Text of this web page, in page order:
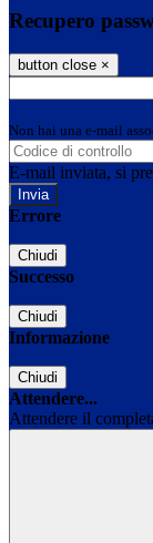
Recupero
button close ×
Non hai una e-mail
E-mail inviata, si
Errore
Chiudi
Successo
Chiudi
Informazione
Chiudi
Attendere...
Attendere il